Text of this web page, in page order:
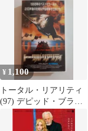
¥ 1,100
トータル・リアリティ
(97) デピッド・ブラッ
ドリー